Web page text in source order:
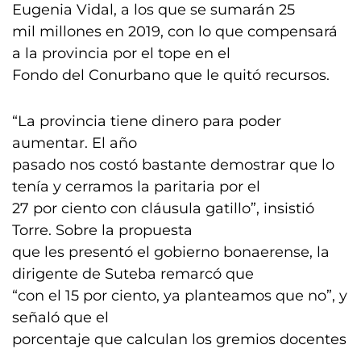
Eugenia Vidal, a los que se sumarán 25
mil millones en 2019, con lo que compensará
a la provincia por el tope en el
Fondo del Conurbano que le quitó recursos.
“La provincia tiene dinero para poder
aumentar. El año
pasado nos costó bastante demostrar que lo
tenía y cerramos la paritaria por el
27 por ciento con cláusula gatillo”, insistió
Torre. Sobre la propuesta
que les presentó el gobierno bonaerense, la
dirigente de Suteba remarcó que
“con el 15 por ciento, ya planteamos que no”, y
señaló que el
porcentaje que calculan los gremios docentes